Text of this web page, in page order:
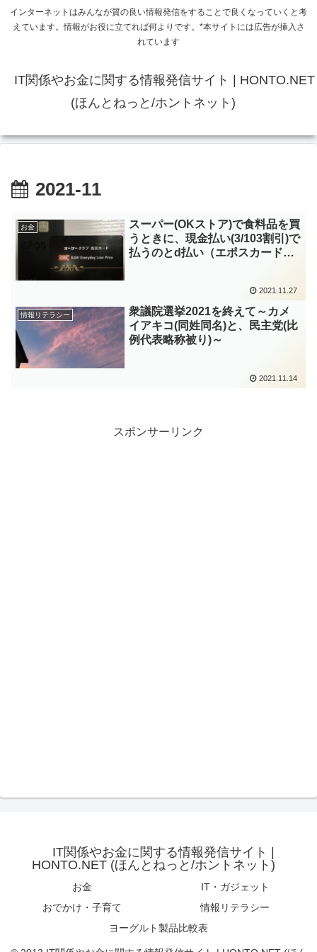
インターネットはみんなが質の良い情報発信をすることで良くなっていくと考
えています。情報がお役に立てれば何よりです。*本サイトには広告が挿入さ
れています
IT関係やお金に関する情報発信サイト | HONTO.NET
(ほんとねっと/ホントネット)
2021-11
お金
スーパー(OKストア)で食料品を買
うときに、現金払い(3/103割引)で
払うのとd払い（エポスカードプ
2021.11.27
情報リテラシー
衆議院選挙2021を終えて～カメ
イアキコ(同姓同名)と、民主党(比
例代表略称被り)～
2021.11.14
スポンサーリンク
IT関係やお金に関する情報発信サイト |
HONTO.NET (ほんとねっと/ホントネット)
お金
IT・ガジェット
おでかけ・子育て
情報リテラシー
ヨーグルト製品比較表